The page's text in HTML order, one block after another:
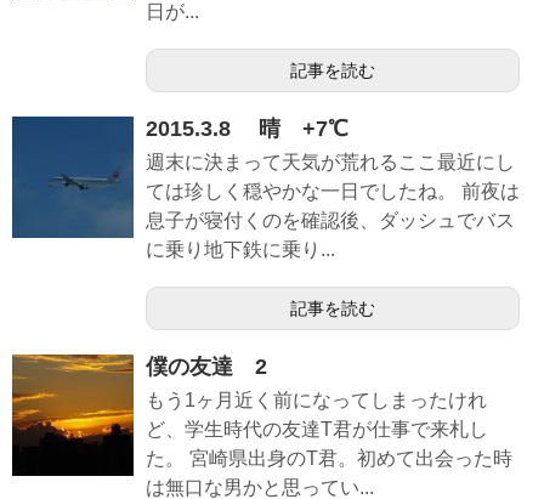
日が...
記事を読む
2015.3.8 晴 +7℃
週末に決まって天気が荒れるここ最近にし
ては珍しく穏やかな一日でしたね。 前夜は
息子が寝付くのを確認後、ダッシュでバス
に乗り地下鉄に乗り...
記事を読む
僕の友達 2
もう1ヶ月近く前になってしまったけれ
ど、学生時代の友達T君が仕事で来札し
た。 宮崎県出身のT君。初めて出会った時
は無口な男かと思ってい...